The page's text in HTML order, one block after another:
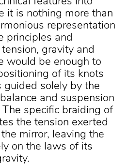
it is nothing more than
representation
principles and
gravity and
would be enough to
of its knots
guided solely by the
and suspension
specific braiding of
the tension exerted
mirror, leaving the
on the laws of its